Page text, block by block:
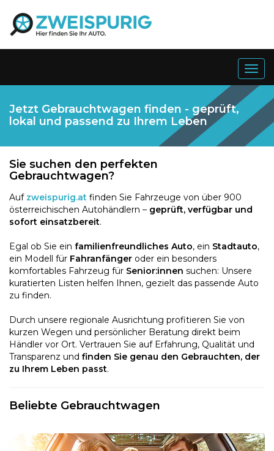
Jetzt Gebrauchtwagen finden - geprüft,
lokal und passend zu Ihrem Leben
Sie suchen den perfekten
Gebrauchtwagen?
Auf zweispurig.at finden Sie Fahrzeuge von über 900
österreichischen Autohändlern – geprüft, verfügbar und
sofort einsatzbereit.
Egal ob Sie ein familienfreundliches Auto, ein Stadtauto,
ein Modell für Fahranfänger oder ein besonders
komfortables Fahrzeug für Senior:innen suchen: Unsere
kuratierten Listen helfen Ihnen, gezielt das passende Auto
zu finden.
Durch unsere regionale Ausrichtung profitieren Sie von
kurzen Wegen und persönlicher Beratung direkt beim
Händler vor Ort. Vertrauen Sie auf Erfahrung, Qualität und
Transparenz und finden Sie genau den Gebrauchten, der
zu Ihrem Leben passt.
Beliebte Gebrauchtwagen